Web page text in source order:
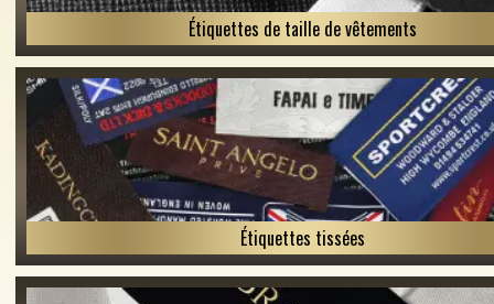
Étiquettes de taille de vêtements
Étiquettes tissées